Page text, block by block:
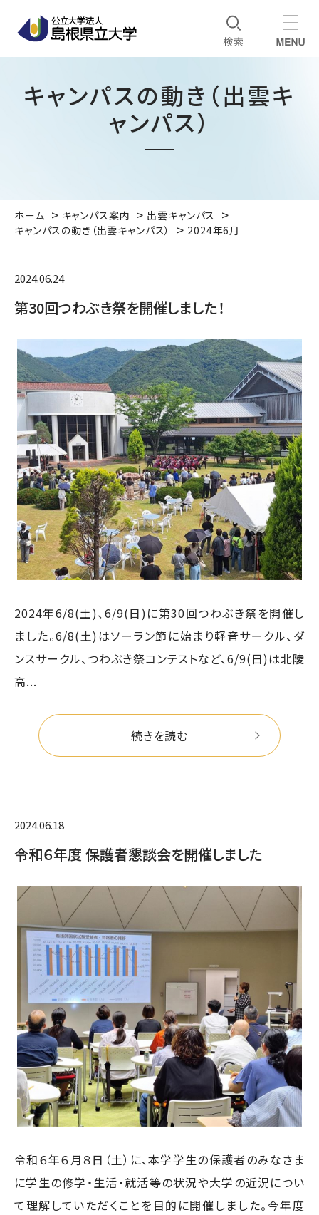
キャンパスの動き（出雲キ
ャンパス）
ホーム キャンパス案内
出雲キャンパス
キャンパスの動き（出雲キャンパス）
2024年6月
2024.06.24
第30回つわぶき祭を開催しました！
2024年6/8(土)、6/9(日)に第30回つわぶき祭を開催し
ました。6/8(土)はソーラン節に始まり軽音サークル、ダ
ンスサークル、つわぶき祭コンテストなど、6/9(日)は北陵
高...
続きを読む
2024.06.18
令和６年度 保護者懇談会を開催しました
令和６年６月８日（土）に、本学学生の保護者のみなさま
に学生の修学・生活・就活等の状況や大学の近況につい
て理解していただくことを目的に開催しました。今年度